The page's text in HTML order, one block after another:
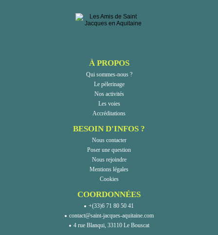
À PROPOS
Qui sommes-nous ?
Le pèlerinage
Nos activités
Les voies
Accréditations
BESOIN D'INFOS ?
Nous contacter
Poser une question
Nous rejoindre
Mentions légales
Cookies
COORDONNÉES
+(33)6 71 80 50 41
contact@saint-jacques-aquitaine.com
4 rue Blanqui, 33110 Le Bouscat